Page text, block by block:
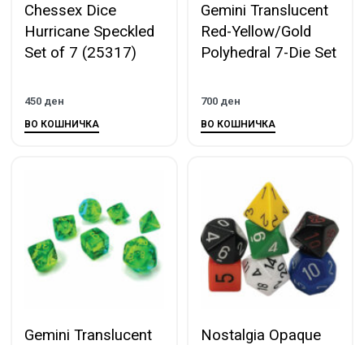
Chessex Dice
Hurricane Speckled
Set of 7 (25317)
450 ден
ВО КОШНИЧКА
Gemini Translucent
Red-Yellow/Gold
Polyhedral 7-Die Set
700 ден
ВО КОШНИЧКА
Gemini Translucent
Nostalgia Opaque